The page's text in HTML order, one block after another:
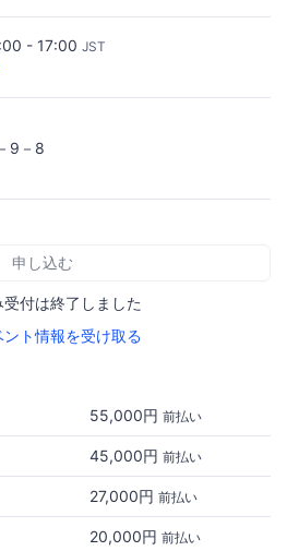
- 17:00 JST
9－8
申し込む
付は終了しました
ト情報を受け取る
55,000円 前払い
45,000円 前払い
27,000円 前払い
20,000円 前払い